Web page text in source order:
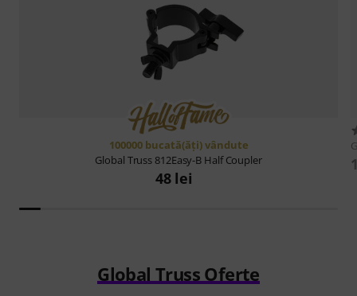
100000 bucată(ăţi) vândute
Global Truss 812Easy-B Half Coupler
48 lei
Global Truss Oferte